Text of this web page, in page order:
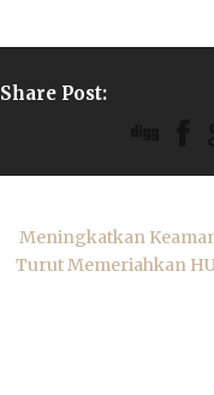
Share Post:
Meningkatkan
Turut Memeriahkan